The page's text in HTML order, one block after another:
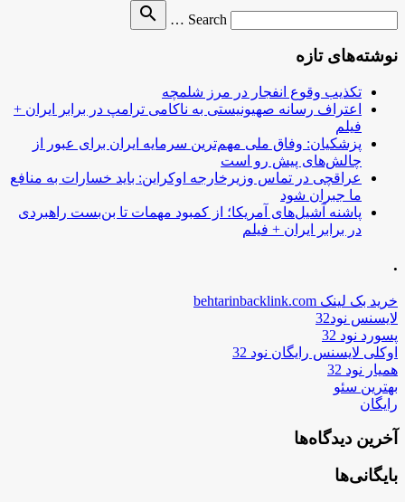
Search …
search
نوشته‌های تازه
تکذیب وقوع انفجار در مرز شلمچه
اعتراف رسانه صهیونیستی به ناکامی ترامپ در برابر ایران +
فیلم
پزشکیان: وفاق ملی مهم‌ترین سرمایه ایران برای عبور از
چالش‌های پیش رو است
عراقچی در تماس وزیرخارجه اوکراین: باید خسارات به منافع
ما جبران شود
پاشنه آشیل‌های آمریکا؛ از کمبود مهمات تا بن‌بست راهبردی
در برابر ایران + فیلم
.
خرید بک لینک behtarinbacklink.com
لایسنس نود32
پسورد نود 32
اوکلی لایسنس رایگان نود 32
همیار نود 32
بهترین سئو
رایگان
آخرین دیدگاه‌ها
بایگانی‌ها